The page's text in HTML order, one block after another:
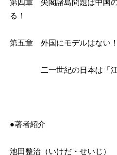
第四章 尖閣諸島問題は中国
る！
第五章 外国にモデルはない
二一世紀の日本は「江
●著者紹介
池田整治（いけだ・せいじ）